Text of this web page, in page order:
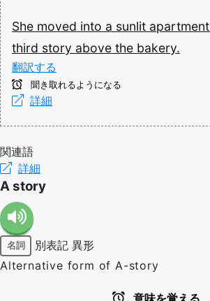
She moved into a sunlit apartment
third story above the bakery.
翻訳する
聞き取れるようになる
詳細
関連語
詳細
A story
名詞 別表記 異形
Alternative form of A-story
意味を覚える